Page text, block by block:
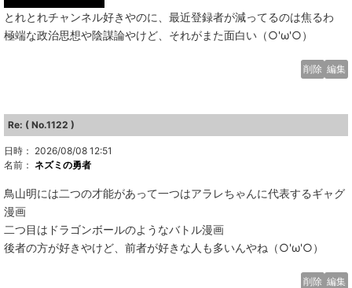
とれとれチャンネル好きやのに、最近登録者が減ってるのは焦るわ
極端な政治思想や陰謀論やけど、それがまた面白い（○'ω'○）
編集
削除
Re: ( No.1122 )
日時： 2026/08/08 12:51
名前： ネズミの勇者
鳥山明には二つの才能があって一つはアラレちゃんに代表するギャグ
漫画
二つ目はドラゴンボールのようなバトル漫画
後者の方が好きやけど、前者が好きな人も多いんやね（○'ω'○）
編集
削除